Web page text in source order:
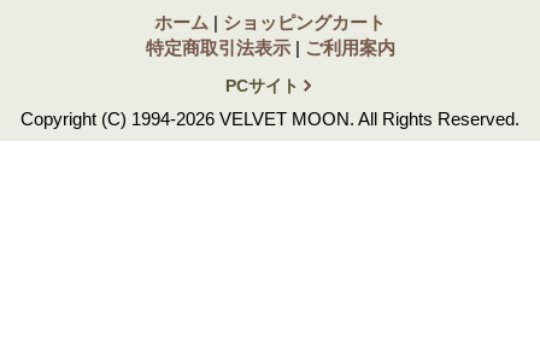
ホーム | ショッピングカート
特定商取引法表示 | ご利用案内
PCサイト
Copyright (C) 1994-2026 VELVET MOON. All Rights Reserved.